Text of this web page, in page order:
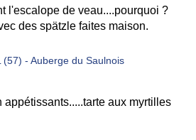
l'escalope de veau....pourquoi ?
des spätzle faites maison.
appétissants.....tarte aux myrtilles